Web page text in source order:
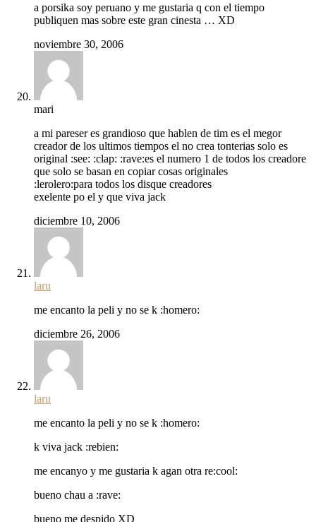
a porsika soy peruano y me gustaria q con el tiempo
publiquen mas sobre este gran cinesta … XD
noviembre 30, 2006
mari
a mi pareser es grandioso que hablen de tim es el megor
creador de los ultimos tiempos el no crea tonterias solo es
original :see: :clap: :rave:es el numero 1 de todos los creadore
que solo se basan en copiar cosas originales
:lerolero:para todos los disque creadores
exelente po el y que viva jack
diciembre 10, 2006
laru
me encanto la peli y no se k :homero:
diciembre 26, 2006
laru
me encanto la peli y no se k :homero:
k viva jack :rebien:
me encanyo y me gustaria k agan otra re:cool:
bueno chau a :rave:
bueno me despido XD